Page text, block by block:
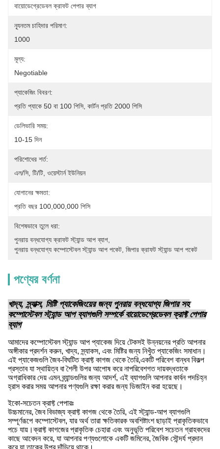
বায়োডেগ্রেডেবল ক্রাফট পেপার ব্যাগ
ন্যূনতম চাহিদার পরিমাণ:
1000
মূল্য:
Negotiable
প্যাকেজিং বিবরণ:
প্রতি প্যাকে 50 বা 100 পিসি, কার্টন প্রতি 2000 পিসি
ডেলিভারি সময়:
10-15 দিন
পরিশোধের শর্ত:
এল/সি, টি/টি, ওয়েস্টার্ন ইউনিয়ন
যোগানের ক্ষমতা:
প্রতি বছর 100,000,000 পিসি
বিশেষভাবে তুলে ধরা:
পুনরায় বন্ধযোগ্য ক্রাফট স্ট্যান্ড আপ ব্যাগ
পুনরায় বন্ধযোগ্য কম্পোস্টেবল স্ট্যান্ড আপ পকেট জিপার ক্রাফট স্ট্যান্ড আপ পকেট
পণ্যের বর্ণনা
খাদ্য, স্ন্যাক্স, মিষ্টি প্যাকেজিংয়ের জন্য পুনরায় বন্ধযোগ্য জিপার সহ
কম্পোস্টেবল স্ট্যান্ড আপ ব্যাগগুলি সম্পর্কে বায়োডেগ্রেডেবল ক্রাফ্ট পেপার
ব্যাগ
আমাদের কম্পোস্টেবল স্ট্যান্ড আপ প্যাকেজ দিয়ে টেকসই উন্নয়নের প্রতি আপনার
অঙ্গীকার প্রদর্শন করুন, খাদ্য, স্ন্যাকস, এবং মিষ্টির জন্য নিখুঁত প্যাকেজিং সমাধান।
এই প্যাকেজগুলি জৈব-বিঘটিত ক্রাফ্ট কাগজ থেকে তৈরি,একটি পরিবেশ বান্ধব বিকল্প
প্রস্তাব যা স্থায়িত্ব বা শৈলী উপর আপোষ করে নাপরিবেশগত দায়বদ্ধতাকে
অগ্রাধিকার দেয় এমন ব্র্যান্ডগুলির জন্য আদর্শ, এই ব্যাগগুলি আপনার কার্বন পদচিহ্ন
হ্রাস করার সময় আপনার পণ্যগুলি রক্ষা করার জন্য ডিজাইন করা হয়েছে।
ইকো-সচেতন ক্রাফ্ট পেপারঃ
উচ্চমানের, জৈব বিভাজ্য ক্রাফ্ট কাগজ থেকে তৈরি, এই স্ট্যান্ড-আপ ব্যাগগুলি
সম্পূর্ণরূপে কম্পোস্টেবল, যার অর্থ তারা ক্ষতিকারক অবশিষ্টাংশ ছাড়াই প্রাকৃতিকভাবে
পচে যায়।ক্রাফ্ট কাগজের প্রাকৃতিক চেহারা এবং অনুভূতি পরিবেশ সচেতন গ্রাহকদের
কাছে আবেদন করে, যা আপনার পণ্যগুলোকে একটি জমিনের, জৈবিক সৌন্দর্য প্রদান
করে যা তাকের উপর দাঁড়িয়ে থাকে।